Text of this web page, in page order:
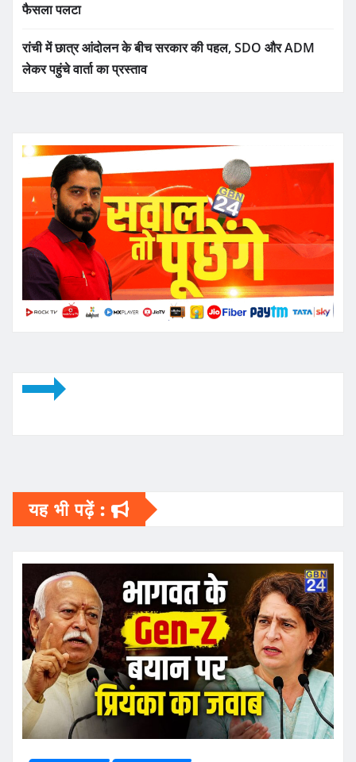
फैसला पलटा
रांची में छात्र आंदोलन के बीच सरकार की पहल, SDO और ADM
लेकर पहुंचे वार्ता का प्रस्ताव
यह भी पढ़ें :